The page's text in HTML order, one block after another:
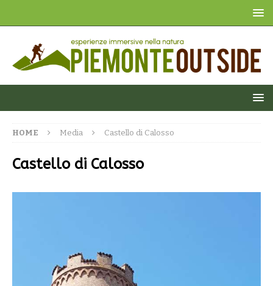
HOME Media Castello di Calosso
Castello di Calosso